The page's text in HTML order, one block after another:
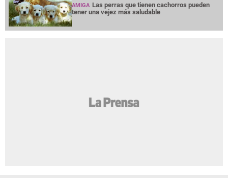
AMIGA Las perras que tienen cachorros pueden
tener una vejez más saludable